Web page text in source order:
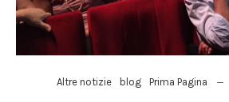
Altre notizie blog Prima Pagina